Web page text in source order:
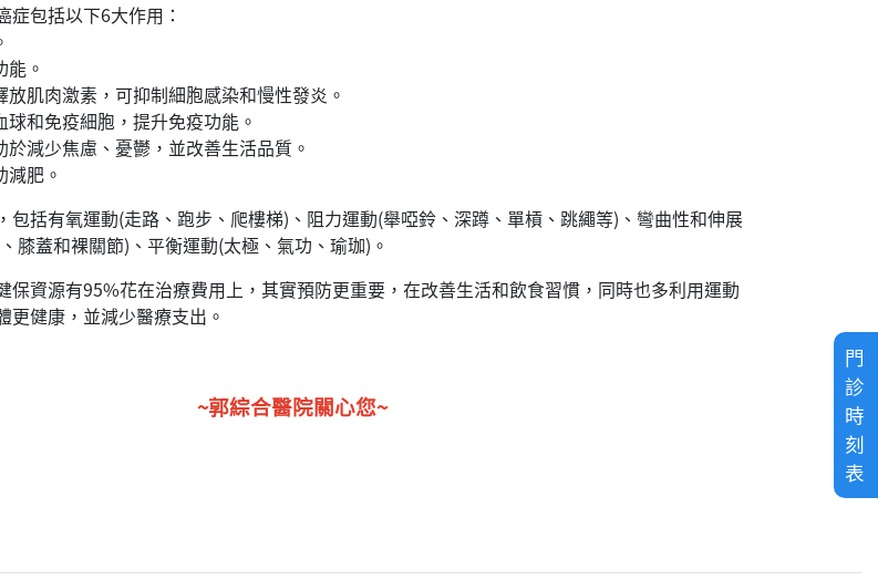
包括以下6大作用：
。
肌肉激素，可抑制細胞感染和慢性發炎。
和免疫細胞，提升免疫功能。
減少焦慮、憂鬱，並改善生活品質。
肥。
括有氧運動(走路、跑步、爬樓梯)、阻力運動(舉啞鈴、深蹲、單槓、跳繩等)、彎曲性和伸展
膝蓋和裸關節)、平衡運動(太極、氣功、瑜珈)。
資源有95%花在治療費用上，其實預防更重要，在改善生活和飲食習慣，同時也多利用運動
更健康，並減少醫療支出。
~郭綜合醫院關心您~
門
診
時
刻
表